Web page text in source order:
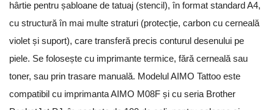
hârtie pentru șabloane de tatuaj (stencil), în format standard A4,
cu structură în mai multe straturi (protecție, carbon cu cerneală
violet și suport), care transferă precis conturul desenului pe
piele. Se folosește cu imprimante termice, fără cerneală sau
toner, sau prin trasare manuală. Modelul AIMO Tattoo este
compatibil cu imprimanta AIMO M08F și cu seria Brother